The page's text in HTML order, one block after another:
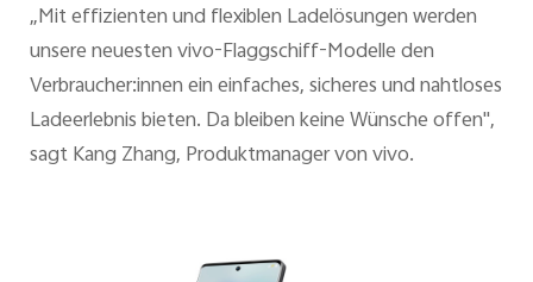
„Mit effizienten und flexiblen Ladelösungen werden
unsere neuesten vivo-Flaggschiff-Modelle den
Verbraucher:innen ein einfaches, sicheres und nahtloses
Ladeerlebnis bieten. Da bleiben keine Wünsche offen",
sagt Kang Zhang, Produktmanager von vivo.